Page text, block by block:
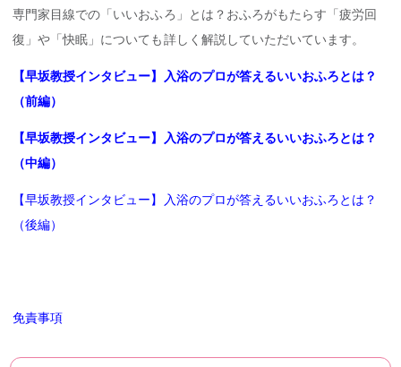
専門家目線での「いいおふろ」とは？おふろがもたらす「疲労回
復」や「快眠」についても詳しく解説していただいています。
【早坂教授インタビュー】入浴のプロが答えるいいおふろとは？
（前編）
【早坂教授インタビュー】入浴のプロが答えるいいおふろとは？
（中編）
【早坂教授インタビュー】入浴のプロが答えるいいおふろとは？
（後編）
免責事項